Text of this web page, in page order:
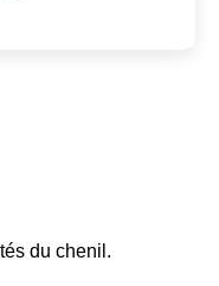
du chenil.